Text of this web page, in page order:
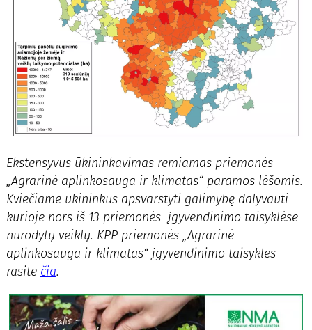
Ekstensyvus ūkininkavimas remiamas priemonės
„Agrarinė aplinkosauga ir klimatas“ paramos lėšomis.
Kviečiame ūkininkus apsvarstyti galimybę dalyvauti
kurioje nors iš 13 priemonės įgyvendinimo taisyklėse
nurodytų veiklų. KPP priemonės „Agrarinė
aplinkosauga ir klimatas“ įgyvendinimo taisykles
rasite čia.